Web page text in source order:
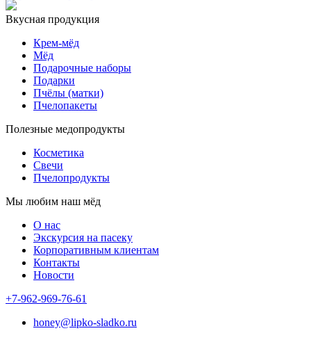
Вкусная продукция
Крем-мёд
Мёд
Подарочные наборы
Подарки
Пчёлы (матки)
Пчелопакеты
Полезные медопродукты
Косметика
Свечи
Пчелопродукты
Мы любим наш мёд
О нас
Экскурсия на пасеку
Корпоративным клиентам
Контакты
Новости
+7-962-969-76-61
honey@lipko-sladko.ru